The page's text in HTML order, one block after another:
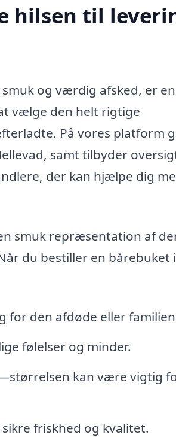
hilsen til
og værdig afsked, er en
vælge den helt rigtige
På vores platform
samt tilbyder
der kan hjælpe dig
smuk repræsentation af
du bestiller en bårebuket i
for den afdøde eller
følelser og minder.
kan være vigtig
friskhed og kvalitet.